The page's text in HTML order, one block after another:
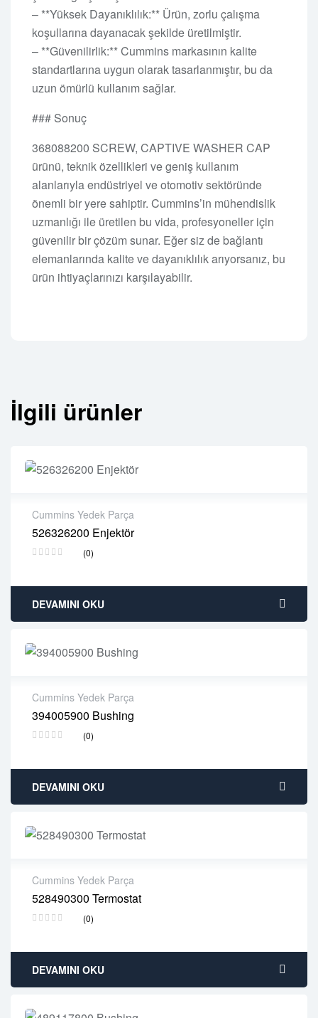
– **Yüksek Dayanıklılık:** Ürün, zorlu çalışma
koşullarına dayanacak şekilde üretilmiştir.
– **Güvenilirlik:** Cummins markasının kalite
standartlarına uygun olarak tasarlanmıştır, bu da
uzun ömürlü kullanım sağlar.
### Sonuç
368088200 SCREW, CAPTIVE WASHER CAP
ürünü, teknik özellikleri ve geniş kullanım
alanlarıyla endüstriyel ve otomotiv sektöründe
önemli bir yere sahiptir. Cummins’in mühendislik
uzmanlığı ile üretilen bu vida, profesyoneller için
güvenilir bir çözüm sunar. Eğer siz de bağlantı
elemanlarında kalite ve dayanıklılık arıyorsanız, bu
ürün ihtiyaçlarınızı karşılayabilir.
İlgili ürünler
Cummins Yedek Parça
526326200 Enjektör
(0)
2 years warranty
Delivery time: 1-2 business days
DEVAMINI OKU
Cummins Yedek Parça
394005900 Bushing
(0)
2 years warranty
Delivery time: 1-2 business days
DEVAMINI OKU
Cummins Yedek Parça
528490300 Termostat
(0)
2 years warranty
Delivery time: 1-2 business days
DEVAMINI OKU